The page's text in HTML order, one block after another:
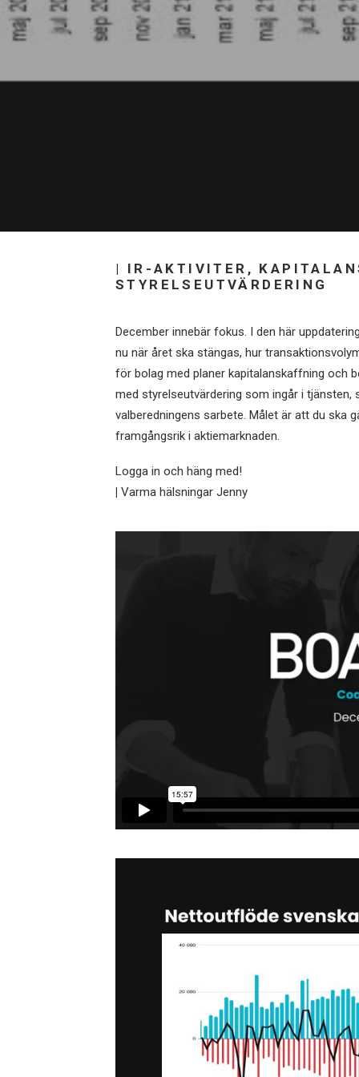
| IR-AKTIVITER,
STYRELSEUTVÄRDERING
December innebär fokus. I den här
nu när året ska stängas, hur
för bolag med planer kapitalanskaffning och
med styrelseutvärdering som ingår i
valberedningens sarbete. Målet är att du ska
framgångsrik i aktiemarknaden.
Logga in och häng med!
| Varma hälsningar Jenny